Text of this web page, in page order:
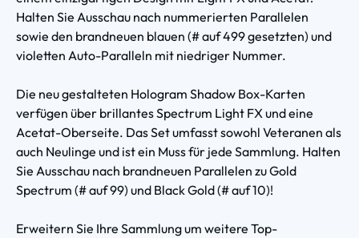
Halten Sie Ausschau nach nummerierten Parallelen
sowie den brandneuen blauen (# auf 499 gesetzten) und
violetten Auto-Paralleln mit niedriger Nummer.
Die neu gestalteten Hologram Shadow Box-Karten
verfügen über brillantes Spectrum Light FX und eine
Acetat-Oberseite. Das Set umfasst sowohl Veteranen als
auch Neulinge und ist ein Muss für jede Sammlung. Halten
Sie Ausschau nach brandneuen Parallelen zu Gold
Spectrum (# auf 99) und Black Gold (# auf 10)!
Erweitern Sie Ihre Sammlung um weitere Top-